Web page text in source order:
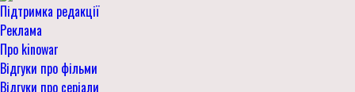
Підтримка редакції
Реклама
Про kinowar
Відгуки про фільми
Відгуки про серіали